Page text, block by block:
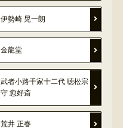
伊勢崎 晃一朗
金龍堂
武者小路千家十二代 聴松宗
守 愈好斎
荒井 正春